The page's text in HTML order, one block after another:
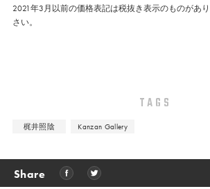
2021年3月以前の価格表記は税抜き表示のものがあ
さい。
TAGS
梶井照陰 Kanzan Gallery
Share